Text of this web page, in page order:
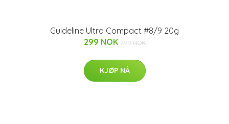
Guideline Ultra Compact #8/9 20g
299 NOK 799 NOK
KJØP NÅ